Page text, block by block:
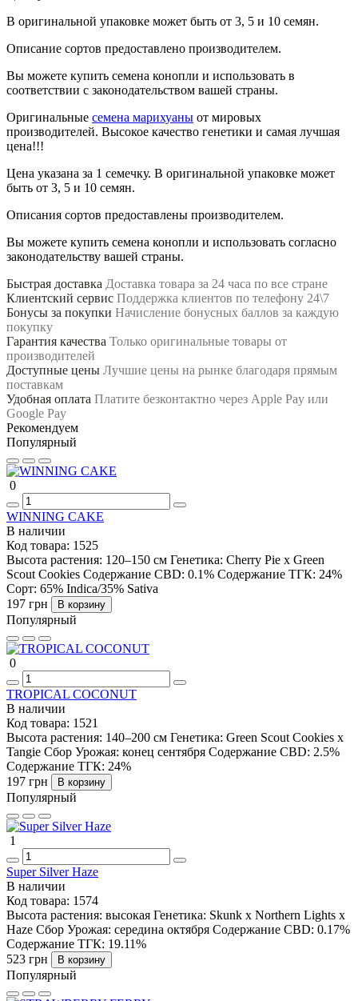
В оригинальной упаковке может быть от 3, 5 и 10 семян.
Описание сортов предоставлено производителем.
Вы можете купить семена конопли и использовать в
соответствии с законодательством вашей страны.
Оригинальные семена марихуаны от мировых
производителей. Высокое качество генетики и самая лучшая
цена!!!
Цена указана за 1 семечку. В оригинальной упаковке может
быть от 3, 5 и 10 семян.
Описания сортов предоставлены производителем.
Вы можете купить семена конопли и использовать согласно
законодательству вашей страны.
Быстрая доставка Доставка товара за 24 часа по все стране
Клиентский сервис Поддержка клиентов по телефону 24\7
Бонусы за покупки Начисление бонусных баллов за каждую
покупку
Гарантия качества Только оригинальные товары от
производителей
Доступные цены Лучшие цены на рынке благодаря прямым
поставкам
Удобная оплата Платите безконтактно через Apple Pay или
Google Pay
Рекомендуем
Популярный
0
WINNING CAKE
В наличии
Код товара: 1525
Высота растения: 120–150 см Генетика: Cherry Pie x Green
Scout Cookies Содержание CBD: 0.1% Содержание ТГК: 24%
Сорт: 65% Indica/35% Sativa
197 грн
В корзину
Популярный
0
TROPICAL COCONUT
В наличии
Код товара: 1521
Высота растения: 140–200 см Генетика: Green Scout Cookies x
Tangie Сбор Урожая: конец сентября Содержание CBD: 2.5%
Содержание ТГК: 24%
197 грн
В корзину
Популярный
1
Super Silver Haze
В наличии
Код товара: 1574
Высота растения: высокая Генетика: Skunk x Northern Lights x
Haze Сбор Урожая: середина октября Содержание CBD: 0.17%
Содержание ТГК: 19.11%
523 грн
В корзину
Популярный